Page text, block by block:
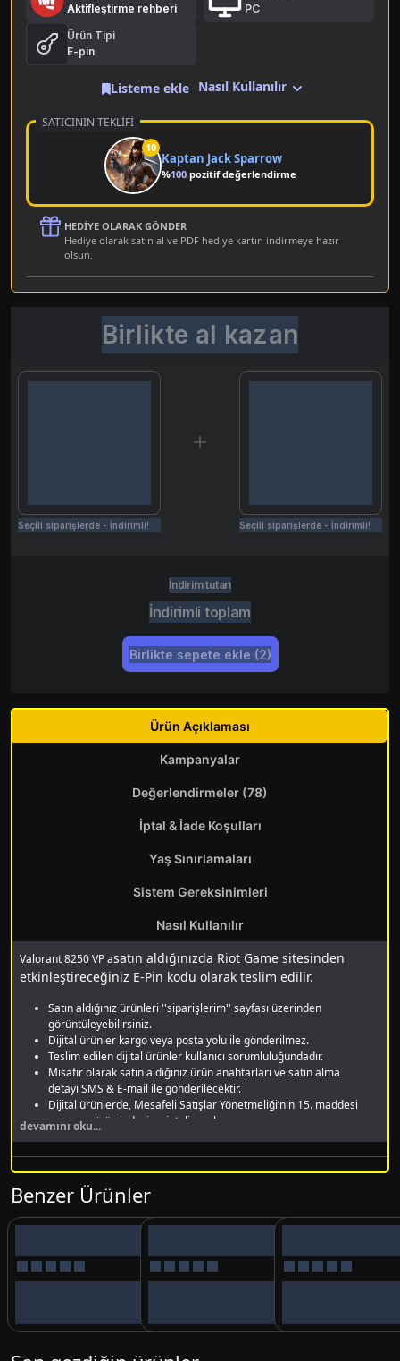
Aktifleştirme rehberi
PC
Ürün Tipi
E-pin
Nasıl Kullanılır
Listeme ekle
SATICININ TEKLIFI
10
Kaptan Jack Sparrow
%100pozitif değerlendirme
HEDIYE OLARAK GÖNDER
Hediye olarak satın al ve PDF hediye kartın indirmeye hazır
olsun.
Birlikte al kazan
Seçili siparişlerde - İndirimli! Seçili siparişlerde - İndirimli!
İndirim tutarı
İndirimli toplam
Birlikte sepete ekle (2)
Ürün Açıklaması
Kampanyalar
Değerlendirmeler (78)
İptal & İade Koşulları
Yaş Sınırlamaları
Sistem Gereksinimleri
Nasıl Kullanılır
Valorant 8250 VP asatın aldığınızda Riot Game sitesinden
etkinleştireceğiniz E-Pin kodu olarak teslim edilir.
Satın aldığınız ürünleri ''siparişlerim'' sayfası üzerinden
görüntüleyebilirsiniz.
Dijital ürünler kargo veya posta yolu ile gönderilmez.
Teslim edilen dijital ürünler kullanıcı sorumluluğundadır.
Misafir olarak satın aldığınız ürün anahtarları ve satın alma
detayı SMS & E-mail ile gönderilecektir.
Dijital ürünlerde, Mesafeli Satışlar Yönetmeliği’nin 15. maddesi
uyarınca ürün iadesi ve iptali yapılamaz.
Valorant Nedir?
Valorant, Riot Games tarafından geliştirilen ücretsiz bir
FPS(First Person Shooter)
karakterlere sahip ajanları seçerek, takım halinde karşı
taktiksel oynanış ve keskin refleksler gerektiren bir oyundur.
Valorant VP (Valorant Points), oyuncuların oyun içi
devamını oku...
Benzer Ürünler